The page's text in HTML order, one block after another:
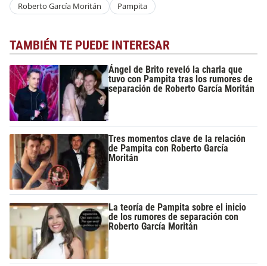
Roberto García Moritán Pampita
TAMBIÉN TE PUEDE INTERESAR
Ángel de Brito reveló la charla que
tuvo con Pampita tras los rumores de
separación de Roberto García Moritán
Tres momentos clave de la relación
de Pampita con Roberto García
Moritán
La teoría de Pampita sobre el inicio
de los rumores de separación con
Roberto García Moritán